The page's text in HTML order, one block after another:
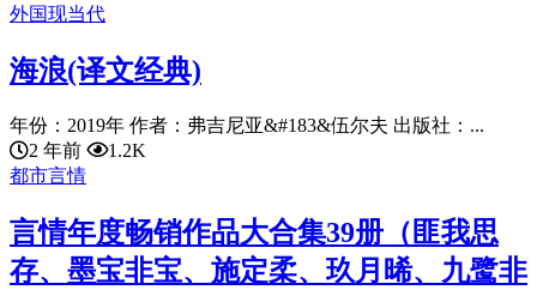
外国现当代
海浪(译文经典)
年份：2019年 作者：弗吉尼亚&#183&伍尔夫 出版社：...
2 年前
1.2K
都市言情
言情年度畅销作品大合集39册（匪我思
存、墨宝非宝、施定柔、玖月晞、九鹭非